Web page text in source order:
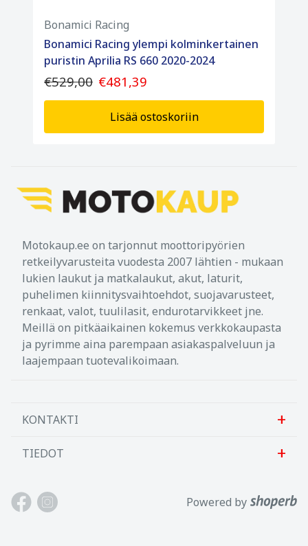
Bonamici Racing
Bonamici Racing ylempi kolminkertainen
puristin Aprilia RS 660 2020-2024
€529,00 €481,39
Lisää ostoskoriin
Motokaup.ee on tarjonnut moottoripyörien
retkeilyvarusteita vuodesta 2007 lähtien - mukaan
lukien laukut ja matkalaukut, akut, laturit,
puhelimen kiinnitysvaihtoehdot, suojavarusteet,
renkaat, valot, tuulilasit, endurotarvikkeet jne.
Meillä on pitkäaikainen kokemus verkkokaupasta
ja pyrimme aina parempaan asiakaspalveluun ja
laajempaan tuotevalikoimaan.
KONTAKTI
Sanlab OÜ
Harjumaa, 75312, Viro
TIEDOT
Meistä
Ota meihin yhteyttä
Powered by